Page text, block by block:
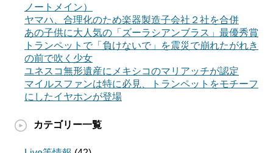
ノートメイン）
ヤマハ、合理化のため楽器製造子会社２社を合併
あの子供に大人気の「ズーラシアンブラス」最優秀賞
トランペットで「負けないで」を震災で崩れたがれき
の前で吹く少女
ユネスコ無形遺産にメキシコのマリアッチが認定
マイルスファンは特に必見、トランペットをモチーフ
にしたイヤホンが登場
カテゴリー一覧